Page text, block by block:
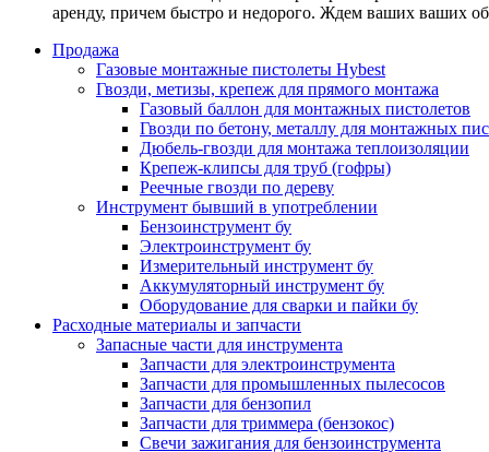
аренду, причем быстро и недорого. Ждем ваших ваших
Продажа
Газовые монтажные пистолеты Hybest
Гвозди, метизы, крепеж для прямого монтажа
Газовый баллон для монтажных пистолетов
Гвозди по бетону, металлу для монтажных
Дюбель-гвозди для монтажа теплоизоляции
Крепеж-клипсы для труб (гофры)
Реечные гвозди по дереву
Инструмент бывший в употреблении
Бензоинструмент бу
Электроинструмент бу
Измерительный инструмент бу
Аккумуляторный инструмент бу
Оборудование для сварки и пайки бу
Расходные материалы и запчасти
Запасные части для инструмента
Запчасти для электроинструмента
Запчасти для промышленных пылесосов
Запчасти для бензопил
Запчасти для триммера (бензокос)
Свечи зажигания для бензоинструмента